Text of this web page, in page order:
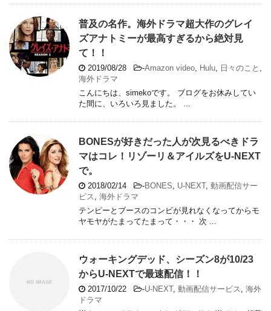
普及の名作。海外ドラマ超大作のグレイ
ズアナトミーが最高すぎるから絶対見
て！！
2019/08/28 -Amazon video, Hulu, 日々のこと ,
海外ドラマ
こんにちは、simekoです。 ブログをお休みしてい
た間に、いろいろ見ました。 ...
BONESが好きだった人が次見るべきドラ
マはコレ！リゾーリ＆アイルズをU-NEXT
で。
2018/02/14 -BONES, U-NEXT, 動画配信サー
ビス , 海外ドラマ
テンピーとブースのコンビが見れなくなってからモ
ヤモヤがたまってたまって・・・ 次 ...
ウォーキングデッド、シーズン8が10/23
からU-NEXTで最速配信！！
2017/10/22 -U-NEXT, 動画配信サービス , 海外
ドラマ